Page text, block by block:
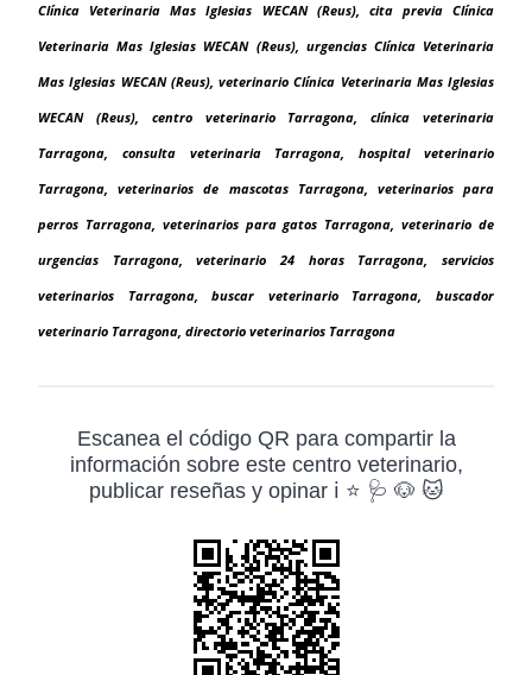
Clínica Veterinaria Mas Iglesias WECAN (Reus), cita previa Clínica
Veterinaria Mas Iglesias WECAN (Reus), urgencias Clínica Veterinaria
Mas Iglesias WECAN (Reus), veterinario Clínica Veterinaria Mas Iglesias
WECAN (Reus), centro veterinario Tarragona, clínica veterinaria
Tarragona, consulta veterinaria Tarragona, hospital veterinario
Tarragona, veterinarios de mascotas Tarragona, veterinarios para
perros Tarragona, veterinarios para gatos Tarragona, veterinario de
urgencias Tarragona, veterinario 24 horas Tarragona, servicios
veterinarios Tarragona, buscar veterinario Tarragona, buscador
veterinario Tarragona, directorio veterinarios Tarragona
Escanea el código QR para compartir la
información sobre este centro veterinario,
publicar reseñas y opinar ℹ️ ⭐ 🩺 🐶 🐱